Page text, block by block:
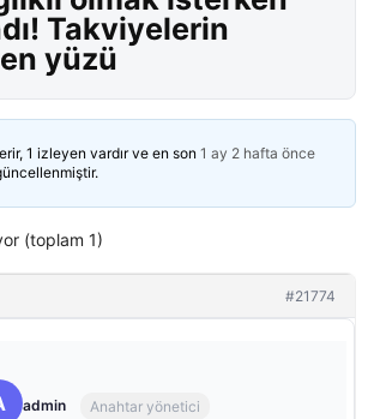
Takviyelerin
yüzü
1 izleyen vardır ve en son 1 ay 2 hafta önce
(toplam 1)
#21774
admin Anahtar yönetici